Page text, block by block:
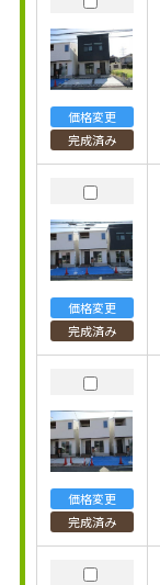
価格変更
完成済み
価格変更
完成済み
価格変更
完成済み